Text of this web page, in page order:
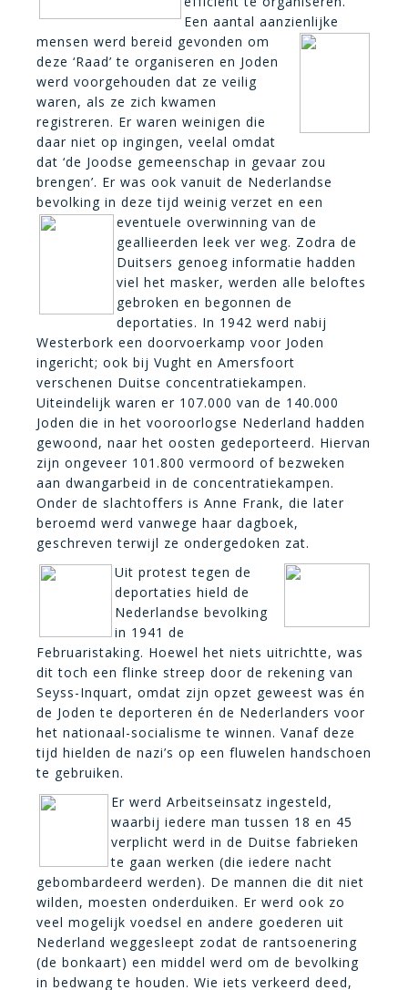
Een aantal aanzienlijke
mensen werd bereid gevonden om
deze ‘Raad’ te organiseren en Joden
werd voorgehouden dat ze veilig
waren, als ze zich kwamen
registreren. Er waren weinigen die
daar niet op ingingen, veelal omdat
dat ‘de Joodse gemeenschap in gevaar zou
brengen’. Er was ook vanuit de Nederlandse
bevolking in deze tijd weinig verzet en een
eventuele overwinning van de
geallieerden leek ver weg. Zodra de
Duitsers genoeg informatie hadden
viel het masker, werden alle beloftes
gebroken en begonnen de
deportaties. In 1942 werd nabij
Westerbork een doorvoerkamp voor Joden
ingericht; ook bij Vught en Amersfoort
verschenen Duitse concentratiekampen.
Uiteindelijk waren er 107.000 van de 140.000
Joden die in het vooroorlogse Nederland hadden
gewoond, naar het oosten gedeporteerd. Hiervan
zijn ongeveer 101.800 vermoord of bezweken
aan dwangarbeid in de concentratiekampen.
Onder de slachtoffers is Anne Frank, die later
beroemd werd vanwege haar dagboek,
geschreven terwijl ze ondergedoken zat.
Uit protest tegen de
deportaties hield de
Nederlandse bevolking
in 1941 de
Februaristaking. Hoewel het niets uitrichtte, was
dit toch een flinke streep door de rekening van
Seyss-Inquart, omdat zijn opzet geweest was én
de Joden te deporteren én de Nederlanders voor
het nationaal-socialisme te winnen. Vanaf deze
tijd hielden de nazi’s op een fluwelen handschoen
te gebruiken.
Er werd Arbeitseinsatz ingesteld,
waarbij iedere man tussen 18 en 45
verplicht werd in de Duitse fabrieken
te gaan werken (die iedere nacht
gebombardeerd werden). De mannen die dit niet
wilden, moesten onderduiken. Er werd ook zo
veel mogelijk voedsel en andere goederen uit
Nederland weggesleept zodat de rantsoenering
(de bonkaart) een middel werd om de bevolking
in bedwang te houden. Wie iets verkeerd deed,